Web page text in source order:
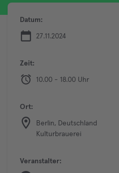
Datum:
27.11.2024
Zeit:
10.00 - 18.00 Uhr
Ort:
Berlin, Deutschland
Kulturbrauerei
Veranstalter: